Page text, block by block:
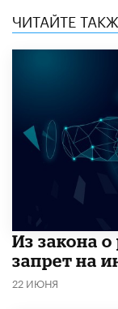
ЧИТАЙТЕ
Из закона
запрет на
22 ИЮНЯ